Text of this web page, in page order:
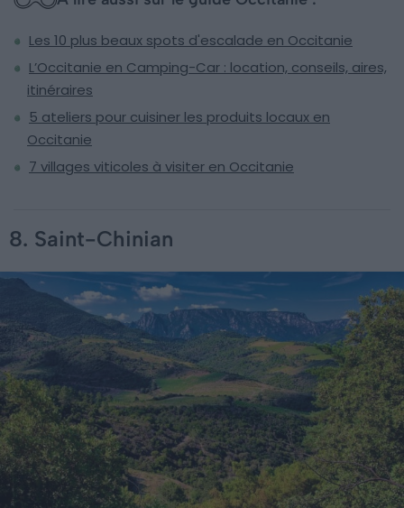
Les 10 plus beaux spots d'escalade en Occitanie
L’Occitanie en Camping-Car : location, conseils, aires,
itinéraires
5 ateliers pour cuisiner les produits locaux en
Occitanie
7 villages viticoles à visiter en Occitanie
8. Saint-Chinian